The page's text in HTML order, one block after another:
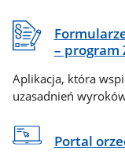
– program
Aplikacja, która
uzasadnień
Portal